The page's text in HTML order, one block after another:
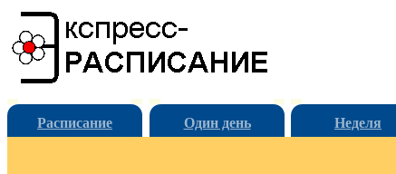
Расписание Один день Неделя